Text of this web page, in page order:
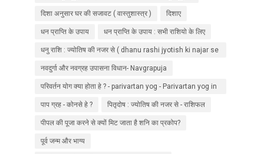
दिशा अनुसार घर की सजावट ( वास्तुशास्त्र ) दिशाए
धन प्राप्ति के उपाय धन प्राप्ति के उपाय : सभी राशियो के लिए
धनु राशि : ज्योतिष की नजर से ( dhanu rashi jyotish ki najar se
) Dhanu rashi ke upaay
नवदुर्गा और नवग्रह उपासना विधान- Navgrapuja
परिवर्तन योग क्या होता हे ? - parivartan yog - Parivartan yog in
kundli
पाप ग्रह - कोनसे हे ? पितृदोष : ज्योतिष की नजर से - राशिफल
पीपल की पूजा करने से क्‍यों मिट जाता है शनि का प्रकोप?
पूर्व जन्म और भाग्य